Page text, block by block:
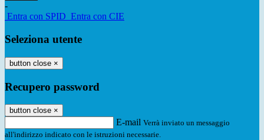
-
Entra con SPID Entra con CIE
Seleziona utente
button close ×
Recupero password
button close ×
E-mail Verrà inviato un messaggio
all'indirizzo indicato con le istruzioni necessarie.